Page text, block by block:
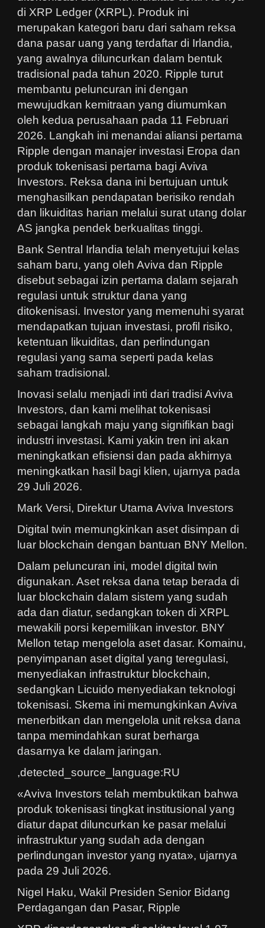
di XRP Ledger (XRPL). Produk ini
merupakan kategori baru dari saham reksa
dana pasar uang yang terdaftar di Irlandia,
yang awalnya diluncurkan dalam bentuk
tradisional pada tahun 2020. Ripple turut
membantu peluncuran ini dengan
mewujudkan kemitraan yang diumumkan
oleh kedua perusahaan pada 11 Februari
2026. Langkah ini menandai aliansi pertama
Ripple dengan manajer investasi Eropa dan
produk tokenisasi pertama bagi Aviva
Investors. Reksa dana ini bertujuan untuk
menghasilkan pendapatan berisiko rendah
dan likuiditas harian melalui surat utang dolar
AS jangka pendek berkualitas tinggi.
Bank Sentral Irlandia telah menyetujui kelas
saham baru, yang oleh Aviva dan Ripple
disebut sebagai izin pertama dalam sejarah
regulasi untuk struktur dana yang
ditokenisasi. Investor yang memenuhi syarat
mendapatkan tujuan investasi, profil risiko,
ketentuan likuiditas, dan perlindungan
regulasi yang sama seperti pada kelas
saham tradisional.
Inovasi selalu menjadi inti dari tradisi Aviva
Investors, dan kami melihat tokenisasi
sebagai langkah maju yang signifikan bagi
industri investasi. Kami yakin tren ini akan
meningkatkan efisiensi dan pada akhirnya
meningkatkan hasil bagi klien, ujarnya pada
29 Juli 2026.
Mark Versi, Direktur Utama Aviva Investors
Digital twin memungkinkan aset disimpan di
luar blockchain dengan bantuan BNY Mellon.
Dalam peluncuran ini, model digital twin
digunakan. Aset reksa dana tetap berada di
luar blockchain dalam sistem yang sudah
ada dan diatur, sedangkan token di XRPL
mewakili porsi kepemilikan investor. BNY
Mellon tetap mengelola aset dasar. Komainu,
penyimpanan aset digital yang teregulasi,
menyediakan infrastruktur blockchain,
sedangkan Licuido menyediakan teknologi
tokenisasi. Skema ini memungkinkan Aviva
menerbitkan dan mengelola unit reksa dana
tanpa memindahkan surat berharga
dasarnya ke dalam jaringan.
,detected_source_language:RU
«Aviva Investors telah membuktikan bahwa
produk tokenisasi tingkat institusional yang
diatur dapat diluncurkan ke pasar melalui
infrastruktur yang sudah ada dengan
perlindungan investor yang nyata», ujarnya
pada 29 Juli 2026.
Nigel Haku, Wakil Presiden Senior Bidang
Perdagangan dan Pasar, Ripple